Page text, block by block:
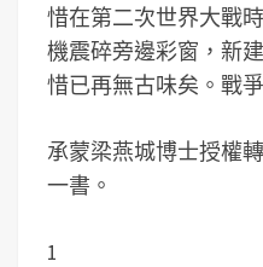
惜在第二次世界大戰
機震碎旁邊彩窗，新
惜已再無古味矣。戰
承蒙梁燕城博士授權
一書。
1